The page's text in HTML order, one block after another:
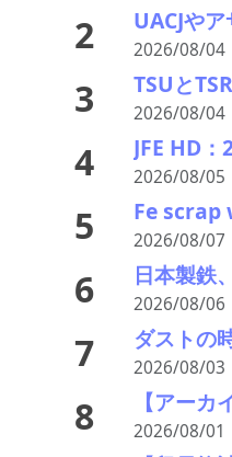
2 2026/08/04
3 2026/08/04
4 2026/08/05
5 2026/08/07
6 2026/08/06
7 ダストの
2026/08/03
8 2026/08/01